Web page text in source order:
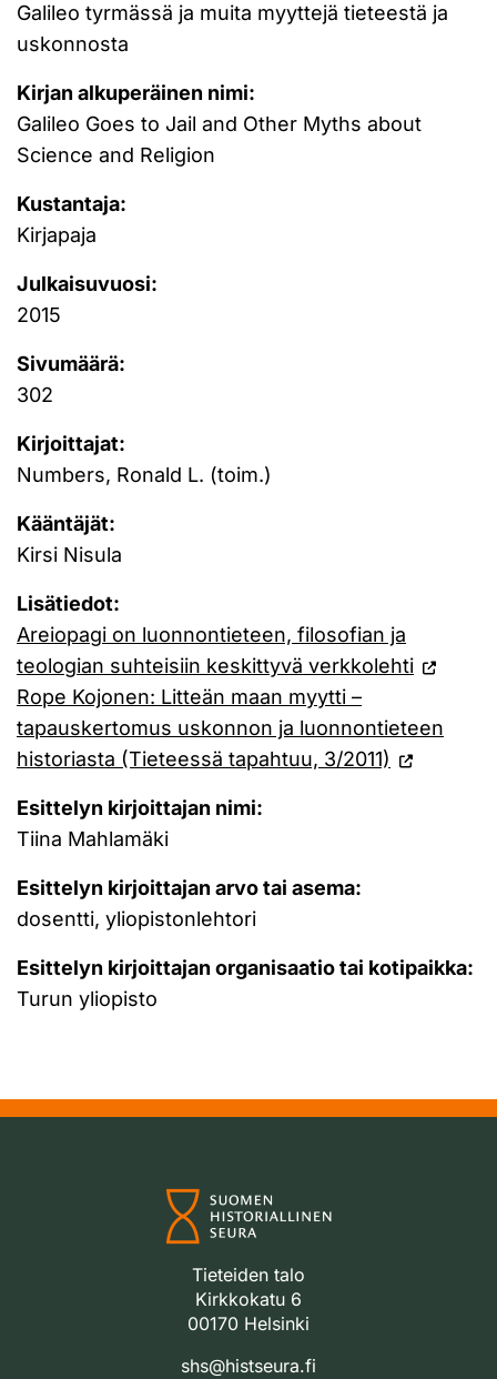
Galileo tyrmässä ja muita myyttejä tieteestä ja
uskonnosta
Kirjan alkuperäinen nimi:
Galileo Goes to Jail and Other Myths about
Science and Religion
Kustantaja:
Kirjapaja
Julkaisuvuosi:
2015
Sivumäärä:
302
Kirjoittajat:
Numbers, Ronald L. (toim.)
Kääntäjät:
Kirsi Nisula
Lisätiedot:
Areiopagi on luonnontieteen, filosofian ja
teologian suhteisiin keskittyvä verkkolehti
Rope Kojonen: Litteän maan myytti –
tapauskertomus uskonnon ja luonnontieteen
historiasta (Tieteessä tapahtuu, 3/2011)
Esittelyn kirjoittajan nimi:
Tiina Mahlamäki
Esittelyn kirjoittajan arvo tai asema:
dosentti, yliopistonlehtori
Esittelyn kirjoittajan organisaatio tai kotipaikka:
Turun yliopisto
Tieteiden talo
Kirkkokatu 6
00170 Helsinki
shs@histseura.fi